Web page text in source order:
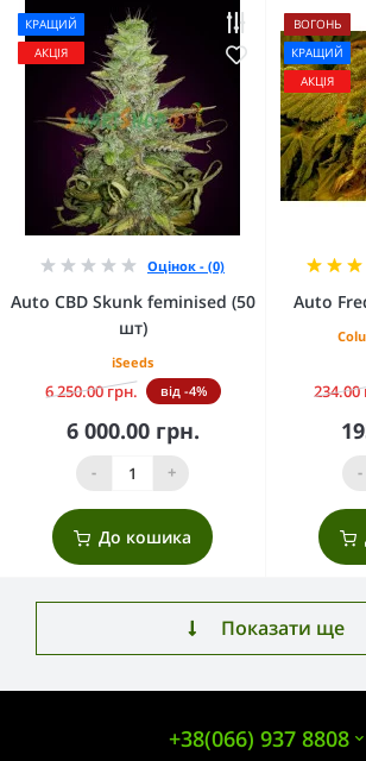
КРАЩИЙ
АКЦІЯ
Оцінок - (0)
Auto CBD Skunk feminised (50
шт)
iSeeds
6 250.00 грн. від -4%
6 000.00 грн.
- +
До кошика
ВОГОНЬ
КРАЩИЙ
АКЦІЯ
Auto
234.00
-
Показати ще
+38(066) 937 8808